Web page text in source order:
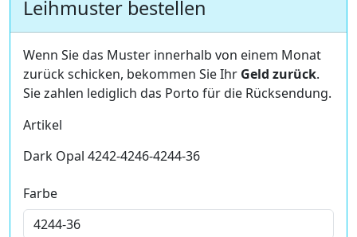
Leihmuster bestellen
Wenn Sie das Muster innerhalb von einem Monat
zurück schicken, bekommen Sie Ihr Geld zurück.
Sie zahlen lediglich das Porto für die Rücksendung.
Artikel
Dark Opal 4242-4246-4244-36
Farbe